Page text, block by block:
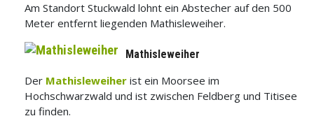
Am Standort Stuckwald lohnt ein Abstecher auf den 500
Meter entfernt liegenden Mathisleweiher.
Mathisleweiher
Der Mathisleweiher ist ein Moorsee im
Hochschwarzwald und ist zwischen Feldberg und Titisee
zu finden.